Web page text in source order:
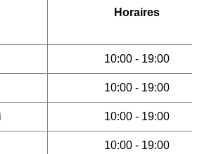
Horaires
10:00 - 19:00
10:00 - 19:00
10:00 - 19:00
10:00 - 19:00